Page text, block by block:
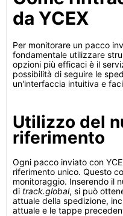
da YCEX
Per monitorare un pacco
fondamentale utilizzare
opzioni più efficaci è il
possibilità di seguire le
un'interfaccia intuitiva e
Utilizzo del
riferimento
Ogni pacco inviato con
riferimento unico. Questo
monitoraggio. Inserendo il
di track.global, si può
attuale della spedizione,
attuale e le tappe